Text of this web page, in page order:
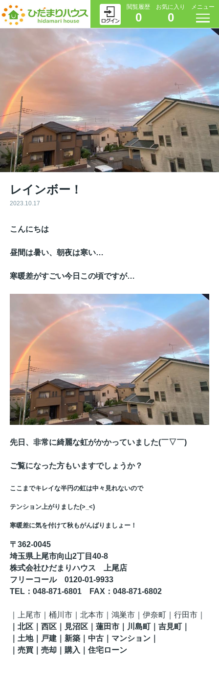
閲覧履歴
0
お気に入り
0
メニュー
レインボー！
2023.10.17
こんにちは
昼間は暑い、朝夜は寒い…
寒暖差がすごい今日この頃ですが…
先日、非常に綺麗な虹がかかっていました(￣▽￣)
ご覧になった方もいますでしょうか？
ここまでキレイな半円の虹は中々見れないので
テンション上がりました(>_<)
寒暖差に気を付けて秋もがんばりましょー！
〒362-0045
埼玉県上尾市向山2丁目40-8
株式会社ひだまりハウス 上尾店
フリーコール 0120-01-9933
TEL ：048-871-6801 FAX ： 048-871-6802
上尾市｜桶川市｜北本市｜鴻巣市｜伊奈町 ｜行田市
北区 ｜西区｜見沼区 ｜蓮田市 ｜川島町 ｜吉見町
｜土地｜戸建｜新築｜中古｜マンション｜
｜売買｜売却｜購入｜住宅ローン